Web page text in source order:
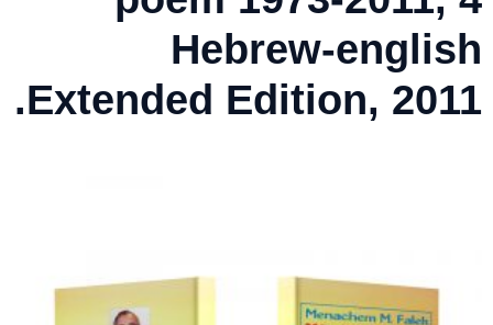
Hebrew-english
Extended Edition, 2011.